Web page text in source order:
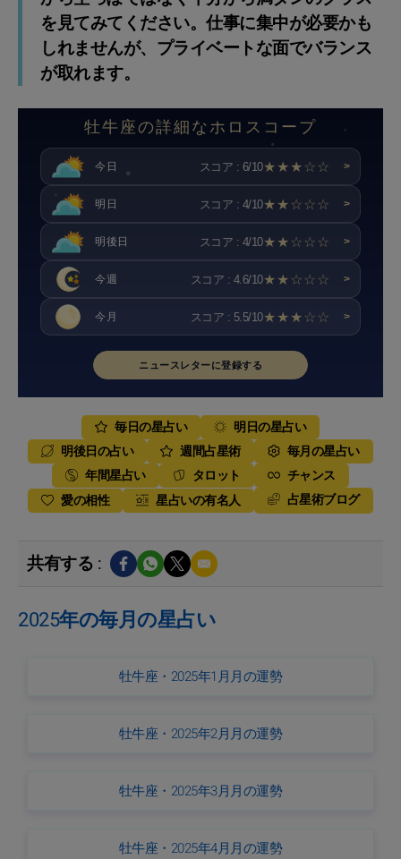
を見てみてください。仕事に集中が必要かも
しれませんが、プライベートな面でバランス
が取れます。
牡牛座の詳細なホロスコープ
今日 スコア : 6/10★★★☆☆ >
明日 スコア : 4/10★★☆☆☆ >
明後日 スコア : 4/10★★☆☆☆ >
今週 スコア : 4.6/10★★☆☆☆ >
今月 スコア : 5.5/10★★★☆☆ >
ニュースレターに登録する
毎日の星占い
明日の星占い
明後日の占い
週間占星術
毎月の星占い
年間星占い
タロット
チャンス
愛の相性
星占いの有名人 占星術ブログ
共有する :
2025年の毎月の星占い
牡牛座・2025年1月月の運勢
牡牛座・2025年2月月の運勢
牡牛座・2025年3月月の運勢
牡牛座・2025年4月月の運勢